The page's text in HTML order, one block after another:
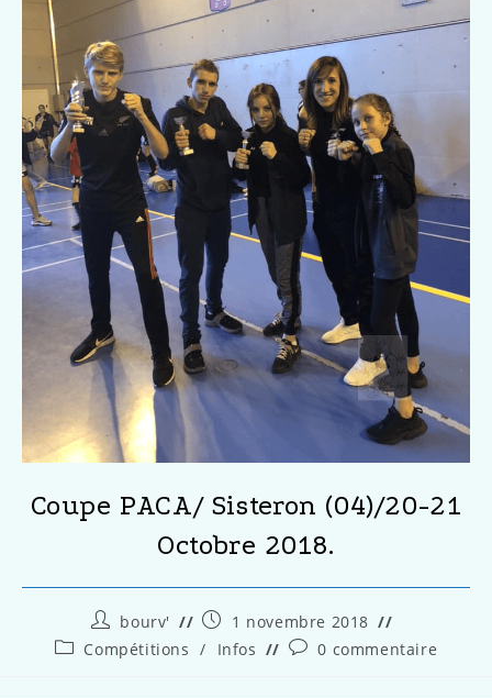
Coupe PACA/ Sisteron (04)/20-21
Octobre 2018.
bourv'
1 novembre 2018
Compétitions / Infos 0 commentaire